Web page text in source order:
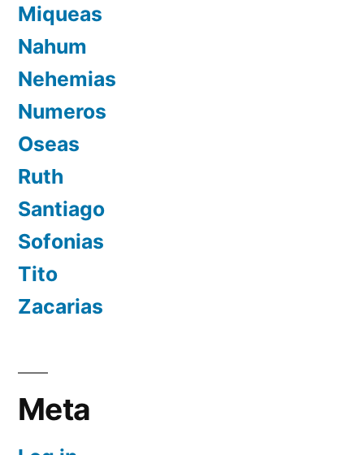
Miqueas
Nahum
Nehemias
Numeros
Oseas
Ruth
Santiago
Sofonias
Tito
Zacarias
Meta